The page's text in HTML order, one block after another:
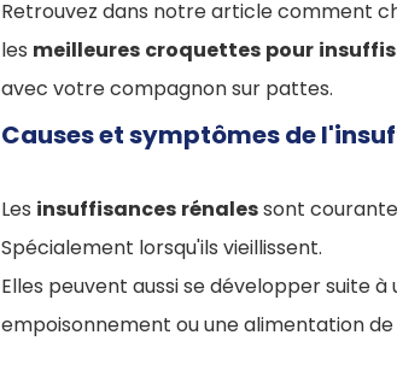
Retrouvez dans notre article comment
les meilleures croquettes pour
avec votre compagnon sur pattes.
Causes et symptômes de
Les insuffisances rénalessont
Spécialement lorsqu'ils vieillissent.
Elles peuvent aussi se développer suite
empoisonnement ou une alimentation de